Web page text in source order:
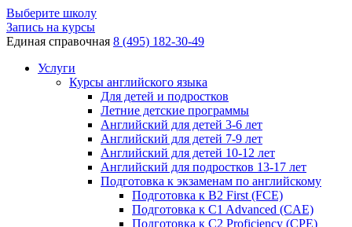
Выберите школу
Запись на курсы
Единая справочная 8 (495) 182-30-49
Услуги
Курсы английского языка
Для детей и подростков
Летние детские программы
Английский для детей 3-6 лет
Английский для детей 7-9 лет
Английский для детей 10-12 лет
Английский для подростков 13-17 лет
Подготовка к экзаменам по английскому
Подготовка к B2 First (FCE)
Подготовка к C1 Advanced (CAE)
Подготовка к C2 Proficiency (CPE)